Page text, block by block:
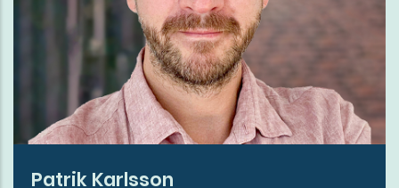
Patrik Karlsson